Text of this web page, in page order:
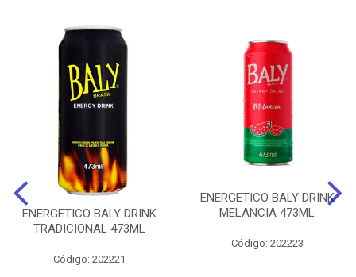
ENERGETICO BALY DRINK
TRADICIONAL 473ML
Código: 202221
ENERGETICO BALY DRINK
MELANCIA 473ML
Código: 202223